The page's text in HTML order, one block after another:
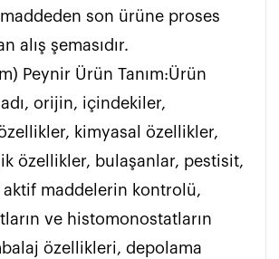
son ürüne proses
alış şemasıdır.
Peynir Ürün Tanım:Ürün
orijin, içindekiler,
kimyasal özellikler,
özellikler, bulaşanlar, pestisit,
maddelerin kontrolü,
ve histomonostatların
özellikleri, depolama